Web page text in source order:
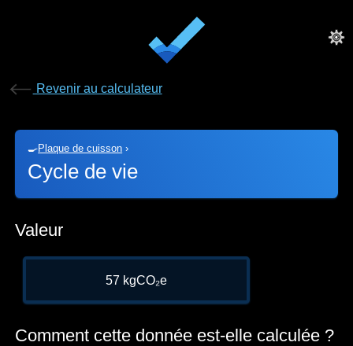
Revenir au calculateur
🍳Plaque de cuisson ›
Cycle de vie
Valeur
57 kgCO₂e
Comment cette donnée est-elle calculée ?